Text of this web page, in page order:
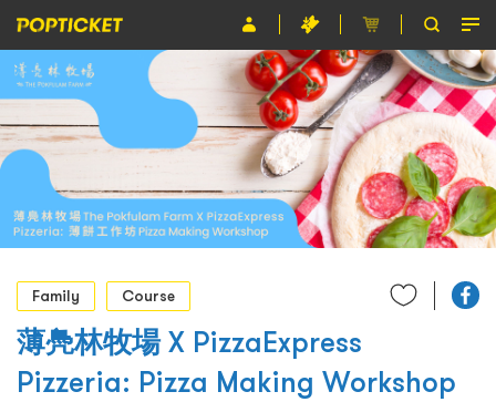
Event
Organiser
About POPTICKET
Terms and Conditions
繁
Family
Course
薄鳧林牧場 X PizzaExpress
Pizzeria: Pizza Making Workshop